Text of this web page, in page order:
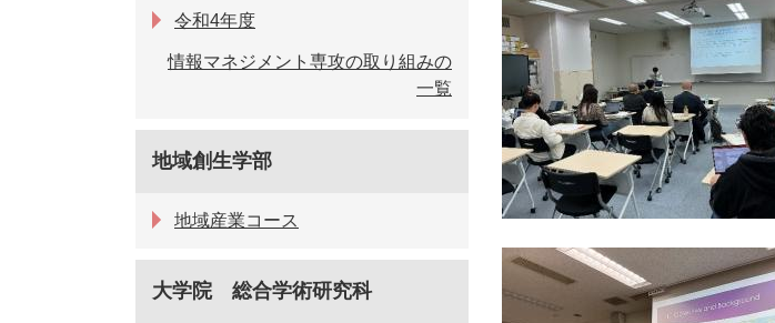
令和4年度
情報マネジメント専攻の取り組みの
一覧
地域創生学部
地域産業コース
大学院 総合学術研究科